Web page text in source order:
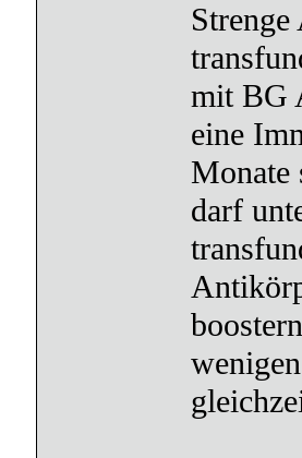
mit BG
eine
Monate
darf